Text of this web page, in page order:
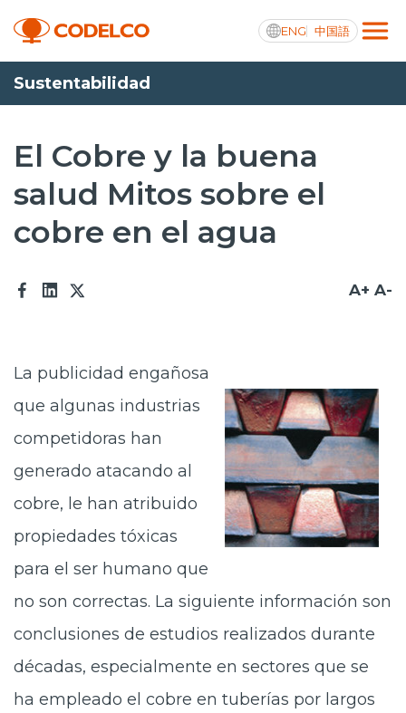
ENG 中国語
Transparencia activa
Nosotros
Operaciones
Prensa
Trabaja en Codelco
Transparencia activa
Canales de denuncia
Sustentabilidad
El Cobre y la buena
salud Mitos sobre el
cobre en el agua
A+ A-
La publicidad engañosa
que algunas industrias
competidoras han
generado atacando al
cobre, le han atribuido
propiedades tóxicas
para el ser humano que
no son correctas. La siguiente información son
conclusiones de estudios realizados durante
décadas, especialmente en sectores que se
ha empleado el cobre en tuberías por largos